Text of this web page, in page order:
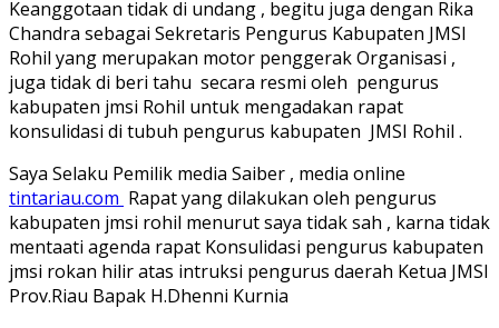
Keanggotaan tidak di undang , begitu juga dengan Rika
Chandra sebagai Sekretaris Pengurus Kabupaten JMSI
Rohil yang merupakan motor penggerak Organisasi ,
juga tidak di beri tahu secara resmi oleh pengurus
kabupaten jmsi Rohil untuk mengadakan rapat
konsulidasi di tubuh pengurus kabupaten JMSI Rohil .
Saya Selaku Pemilik media Saiber , media online
tintariau.com Rapat yang dilakukan oleh pengurus
kabupaten jmsi rohil menurut saya tidak sah , karna tidak
mentaati agenda rapat Konsulidasi pengurus kabupaten
jmsi rokan hilir atas intruksi pengurus daerah Ketua JMSI
Prov.Riau Bapak H.Dhenni Kurnia